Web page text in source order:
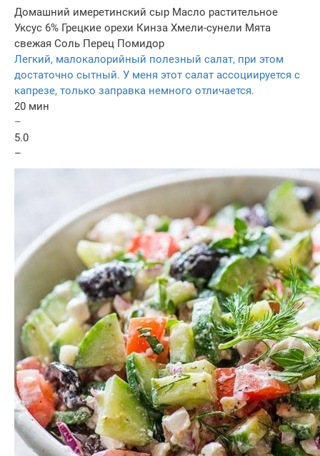
Домашний имеретинский сыр Масло растительное
Уксус 6% Грецкие орехи Кинза Хмели-сунели Мята
свежая Соль Перец Помидор
Легкий, малокалорийный полезный салат, при этом
достаточно сытный. У меня этот салат ассоциируется с
капрезе, только заправка немного отличается.
20 мин
–
5.0
–